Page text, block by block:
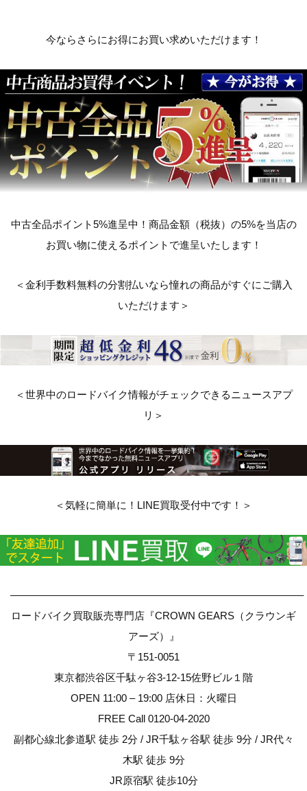
今ならさらにお得にお買い求めいただけます！
中古全品ポイント5%進呈中！商品金額（税抜）の5%を当店の
お買い物に使えるポイントで進呈いたします！
＜金利手数料無料の分割払いなら憧れの商品がすぐにご購入
いただけます＞
＜世界中のロードバイク情報がチェックできるニュースアプ
リ＞
＜気軽に簡単に！LINE買取受付中です！＞
————————————————————————————–
ロードバイク買取販売専門店『CROWN GEARS（クラウンギ
アーズ）』
〒151-0051
東京都渋谷区千駄ヶ谷3-12-15佐野ビル１階
OPEN 11:00 – 19:00 店休日：火曜日
FREE Call 0120-04-2020
副都心線北参道駅 徒歩 2分 / JR千駄ヶ谷駅 徒歩 9分 / JR代々
木駅 徒歩 9分
JR原宿駅 徒歩10分